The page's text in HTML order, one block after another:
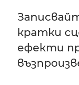
кратки
ефекти